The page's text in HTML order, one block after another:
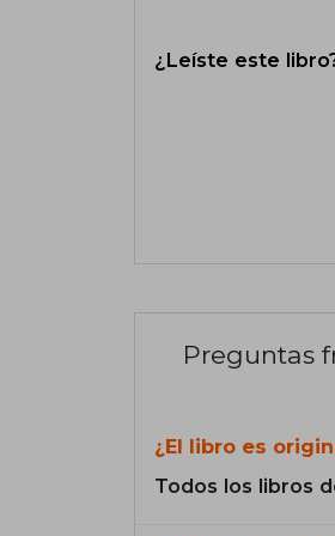
¿Leíste este
Preguntas
¿El libro es
Todos los libros